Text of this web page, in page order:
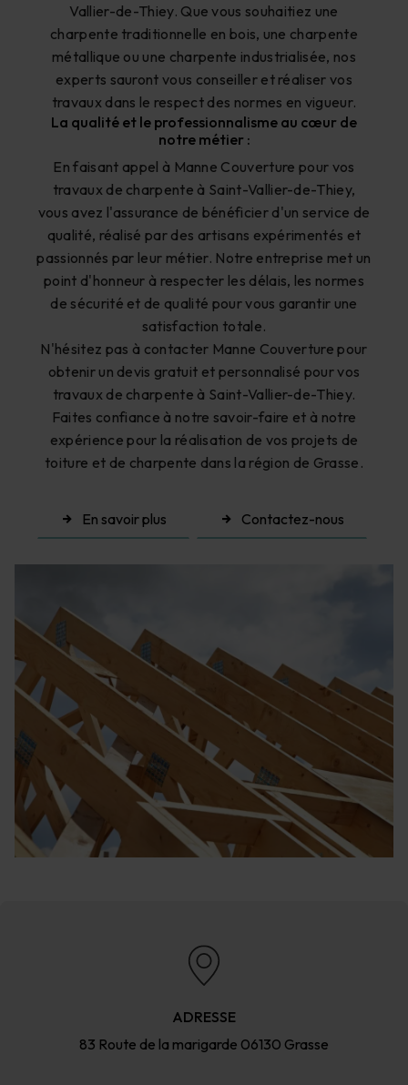
Vallier-de-Thiey. Que vous souhaitiez une
charpente traditionnelle en bois, une charpente
métallique ou une charpente industrialisée, nos
experts sauront vous conseiller et réaliser vos
travaux dans le respect des normes en vigueur.
La qualité et le professionnalisme au cœur de
notre métier :
En faisant appel à Manne Couverture pour vos
travaux de charpente à Saint-Vallier-de-Thiey,
vous avez l'assurance de bénéficier d'un service de
qualité, réalisé par des artisans expérimentés et
passionnés par leur métier. Notre entreprise met un
point d'honneur à respecter les délais, les normes
de sécurité et de qualité pour vous garantir une
satisfaction totale.
N'hésitez pas à contacter Manne Couverture pour
obtenir un devis gratuit et personnalisé pour vos
travaux de charpente à Saint-Vallier-de-Thiey.
Faites confiance à notre savoir-faire et à notre
expérience pour la réalisation de vos projets de
toiture et de charpente dans la région de Grasse.
En savoir plus Contactez-nous
ADRESSE
83 Route de la marigarde 06130 Grasse